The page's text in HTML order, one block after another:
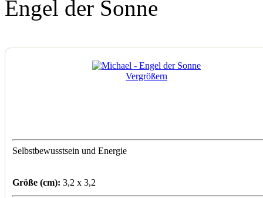
Engel der Sonne
Vergrößern
Selbstbewusstsein und Energie
Größe (cm): 3,2 x 3,2